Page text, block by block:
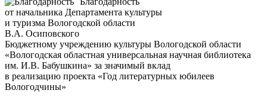
от начальника Департамента культуры
и туризма Вологодской области
В.А. Осиповского
Бюджетному учреждению культуры Вологодской области
«Вологодская областная универсальная научная библиотека
им. И.В. Бабушкина» за значимый вклад
в реализацию проекта «Год литературных юбилеев
Вологодчины»